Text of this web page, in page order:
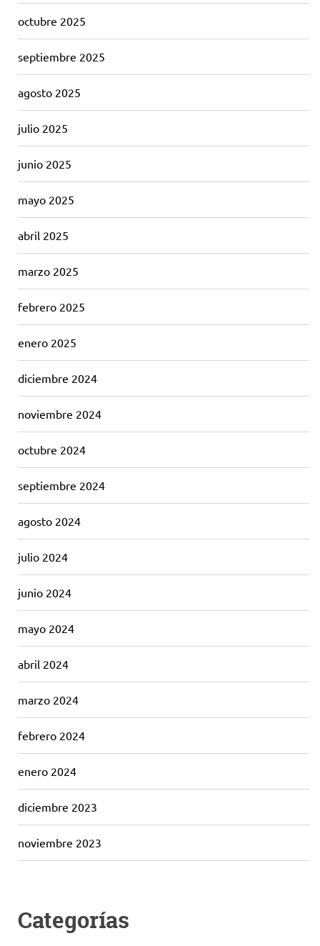
octubre 2025
septiembre 2025
agosto 2025
julio 2025
junio 2025
mayo 2025
abril 2025
marzo 2025
febrero 2025
enero 2025
diciembre 2024
noviembre 2024
octubre 2024
septiembre 2024
agosto 2024
julio 2024
junio 2024
mayo 2024
abril 2024
marzo 2024
febrero 2024
enero 2024
diciembre 2023
noviembre 2023
Categorías